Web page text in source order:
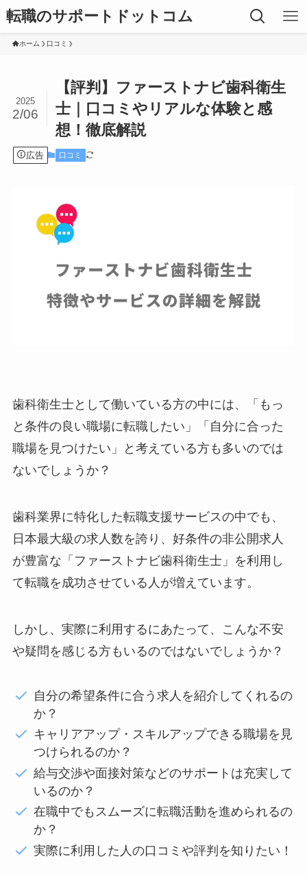
転職のサポートドットコム
ホーム 口コミ
【評判】ファーストナビ歯科衛生
士｜口コミやリアルな体験と感
想！徹底解説
2025
2/06
広告 口コミ
歯科衛生士として働いている方の中には、「もっ
と条件の良い職場に転職したい」「自分に合った
職場を見つけたい」と考えている方も多いのでは
ないでしょうか？
歯科業界に特化した転職支援サービスの中でも、
日本最大級の求人数を誇り、好条件の非公開求人
が豊富な「ファーストナビ歯科衛生士」を利用し
て転職を成功させている人が増えています。
しかし、実際に利用するにあたって、こんな不安
や疑問を感じる方もいるのではないでしょうか？
自分の希望条件に合う求人を紹介してくれるの
か？
キャリアアップ・スキルアップできる職場を見
つけられるのか？
給与交渉や面接対策などのサポートは充実して
いるのか？
在職中でもスムーズに転職活動を進められるの
か？
実際に利用した人の口コミや評判を知りたい！